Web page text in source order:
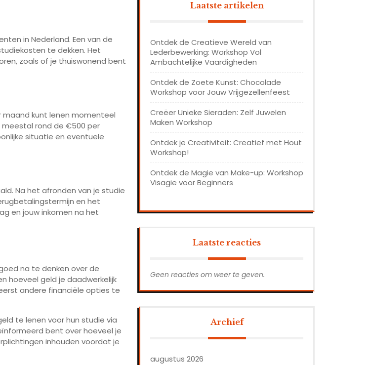
in Nederland. Een van de
te dekken. Het
zoals of je thuiswonend bent
kunt lenen momenteel
rond de €500 per
situatie en eventuele
Na het afronden van je studie
en het
en jouw inkomen na het
na te denken over de
hoeveel geld je daadwerkelijk
andere financiële opties te
te lenen voor hun studie via
bent over hoeveel je
inhouden voordat je
Laatste artikelen
Ontdek de Creatieve Wereld van
Lederbewerking: Workshop Vol
Ambachtelijke Vaardigheden
Ontdek de Zoete Kunst: Chocolade
Workshop voor Jouw Vrijgezellenfeest
Creëer Unieke Sieraden: Zelf Juwelen
Maken Workshop
Ontdek je Creativiteit: Creatief met Hout
Workshop!
Ontdek de Magie van Make-up: Workshop
Visagie voor Beginners
Laatste reacties
Geen reacties om weer te geven.
Archief
augustus 2026